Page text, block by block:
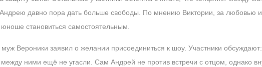
давно пора дать больше свободы. По мнению Виктории, за любовью и
становиться самостоятельным.
Вероники заявил о желании присоединиться к шоу. Участники
ними ещё не угасли. Сам Андрей не против встречи с отцом, однако